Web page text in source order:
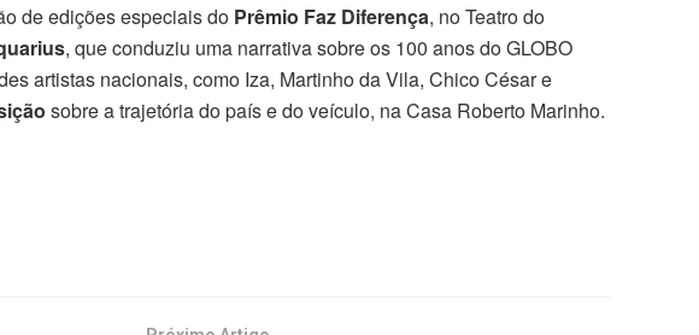
de edições especiais do Prêmio Faz Diferença, no Teatro do
, que conduziu uma narrativa sobre os 100 anos do GLOBO
artistas nacionais, como Iza, Martinho da Vila, Chico César e
sobre a trajetória do país e do veículo, na Casa Roberto Marinho.